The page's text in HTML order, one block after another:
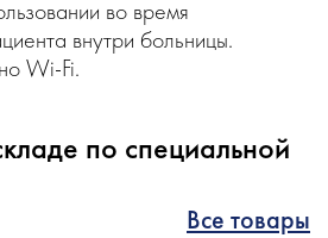
во время
внутри больницы.
Wi-Fi.
по специальной
Все товары